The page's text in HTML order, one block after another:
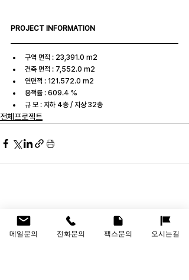
PROJECT INFORMATION
구역 면적 : 23,391.0 m2
건축 면적 : 7,552.0 m2
연면적 : 121.572.0 m2
용적률 : 609.4 %
규 모 : 지하 4층 / 지상 32층
전체프로젝트
메일문의 전화문의 팩스문의 오시는길